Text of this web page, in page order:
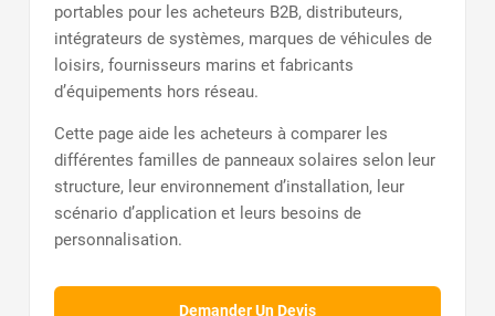
portables pour les acheteurs B2B, distributeurs,
intégrateurs de systèmes, marques de véhicules de
loisirs, fournisseurs marins et fabricants
d’équipements hors réseau.
Cette page aide les acheteurs à comparer les
différentes familles de panneaux solaires selon leur
structure, leur environnement d’installation, leur
scénario d’application et leurs besoins de
personnalisation.
Demander Un Devis